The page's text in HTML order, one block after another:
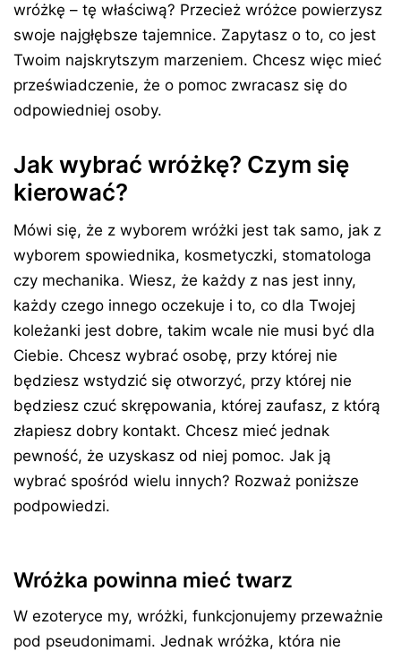
wróżkę – tę właściwą? Przecież wróżce powierzysz
swoje najgłębsze tajemnice. Zapytasz o to, co jest
Twoim najskrytszym marzeniem. Chcesz więc mieć
przeświadczenie, że o pomoc zwracasz się do
odpowiedniej osoby.
Jak wybrać wróżkę? Czym się
kierować?
Mówi się, że z wyborem wróżki jest tak samo, jak z
wyborem spowiednika, kosmetyczki, stomatologa
czy mechanika. Wiesz, że każdy z nas jest inny,
każdy czego innego oczekuje i to, co dla Twojej
koleżanki jest dobre, takim wcale nie musi być dla
Ciebie. Chcesz wybrać osobę, przy której nie
będziesz wstydzić się otworzyć, przy której nie
będziesz czuć skrępowania, której zaufasz, z którą
złapiesz dobry kontakt. Chcesz mieć jednak
pewność, że uzyskasz od niej pomoc. Jak ją
wybrać spośród wielu innych? Rozważ poniższe
podpowiedzi.
Wróżka powinna mieć twarz
W ezoteryce my, wróżki, funkcjonujemy przeważnie
pod pseudonimami. Jednak wróżka, która nie